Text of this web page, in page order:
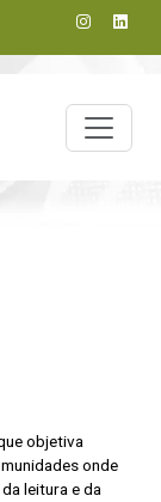
objetiva
onde
leitura e da